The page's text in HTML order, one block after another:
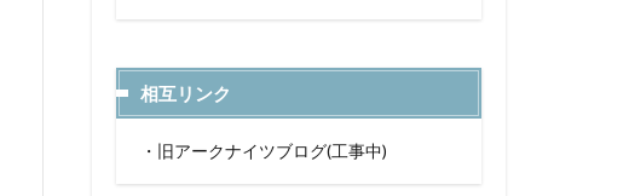
相互リンク
・ 旧アークナイツブログ(工事中)